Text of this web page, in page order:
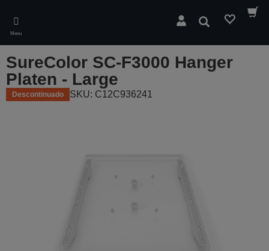
main
content
Menu
Pesquisar
SureColor SC-F3000 Hanger
Platen - Large
Descontinuado SKU: C12C936241